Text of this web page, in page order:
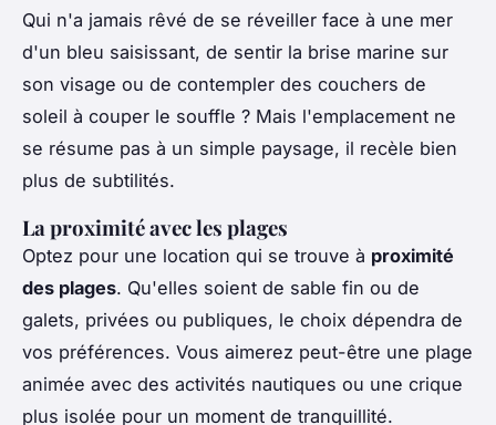
Qui n'a jamais rêvé de se réveiller face à une mer
d'un bleu saisissant, de sentir la brise marine sur
son visage ou de contempler des couchers de
soleil à couper le souffle ? Mais l'emplacement ne
se résume pas à un simple paysage, il recèle bien
plus de subtilités.
La proximité avec les plages
Optez pour une location qui se trouve à proximité
des plages. Qu'elles soient de sable fin ou de
galets, privées ou publiques, le choix dépendra de
vos préférences. Vous aimerez peut-être une plage
animée avec des activités nautiques ou une crique
plus isolée pour un moment de tranquillité.